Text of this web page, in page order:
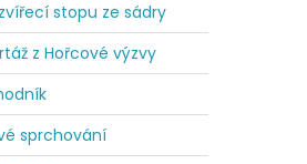
stopu ze sádry
z Hořcové výzvy
sprchování